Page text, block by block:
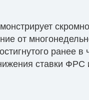
от
ранее в
ставки ФРС